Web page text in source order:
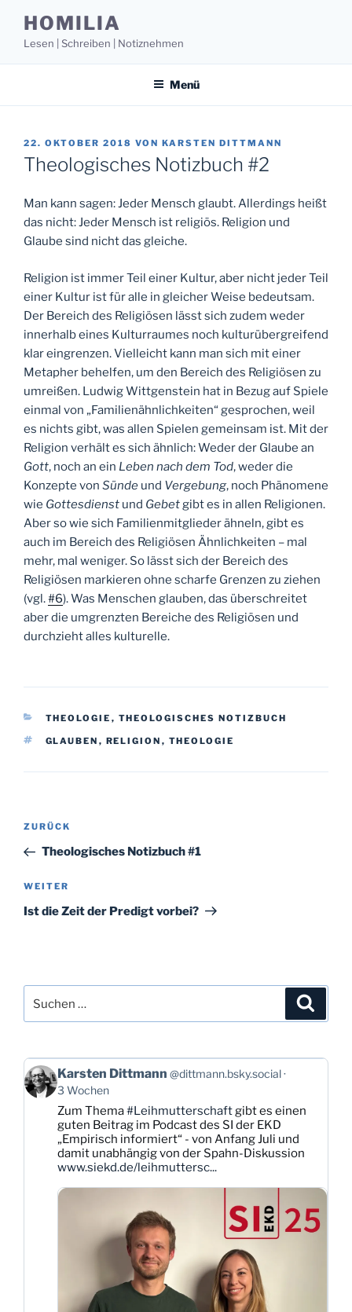
Inhalt
springen
HOMILIA
Lesen | Schreiben | Notiznehmen
Menü
VERÖFFENTLICHT
AM
22. OKTOBER 2018 VON KARSTEN DITTMANN
Theologisches Notizbuch #2
Man kann sagen: Jeder Mensch glaubt. Allerdings heißt
das nicht: Jeder Mensch ist religiös. Religion und
Glaube sind nicht das gleiche.
Religion ist immer Teil einer Kultur, aber nicht jeder Teil
einer Kultur ist für alle in gleicher Weise bedeutsam.
Der Bereich des Religiösen lässt sich zudem weder
innerhalb eines Kulturraumes noch kulturübergreifend
klar eingrenzen. Vielleicht kann man sich mit einer
Metapher behelfen, um den Bereich des Religiösen zu
umreißen. Ludwig Wittgenstein hat in Bezug auf Spiele
einmal von „Familienähnlichkeiten“ gesprochen, weil
es nichts gibt, was allen Spielen gemeinsam ist. Mit der
Religion verhält es sich ähnlich: Weder der Glaube an
Gott, noch an ein Leben nach dem Tod, weder die
Konzepte von Sünde und Vergebung, noch Phänomene
wie Gottesdienst und Gebetgibt es in allen Religionen.
Aber so wie sich Familienmitglieder ähneln, gibt es
auch im Bereich des Religiösen Ähnlichkeiten – mal
mehr, mal weniger. So lässt sich der Bereich des
Religiösen markieren ohne scharfe Grenzen zu ziehen
(vgl.#6). Was Menschen glauben, das überschreitet
aber die umgrenzten Bereiche des Religiösen und
durchzieht alles kulturelle.
KATEGORIEN
THEOLOGIE , THEOLOGISCHES NOTIZBUCH
SCHLAGWÖRTER
GLAUBEN , RELIGION , THEOLOGIE
Beitragsnavigation
Vorheriger
Beitrag
ZURÜCK
Theologisches Notizbuch #1
Nächster
Beitrag
WEITER
Ist die Zeit der Predigt vorbei?
nach:
Beitrag
von
Karsten
Dittmann
Bluesky
ansehen
Karsten Dittmann @dittmann.bsky.social
3 Wochen
Zum Thema#Leihmutterschaftgibt es einen
guten Beitrag im Podcast des SI der EKD
„Empirisch informiert“ - von Anfang Juli und
damit unabhängig von der Spahn-Diskussion
www.siekd.de/leihmuttersc...